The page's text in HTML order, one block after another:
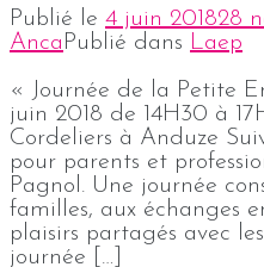
Publié le 4 juin 201828
Anca Publié dans Laep
« Journée de la Petite
juin 2018 de 14H30 à
Cordeliers à Anduze
pour parents et
Pagnol. Une journée
familles, aux échanges
plaisirs partagés avec
journée […]